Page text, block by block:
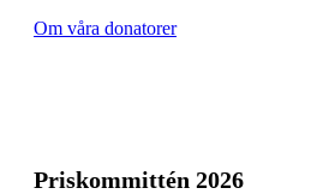
Om våra donatorer
Priskommittén 2026